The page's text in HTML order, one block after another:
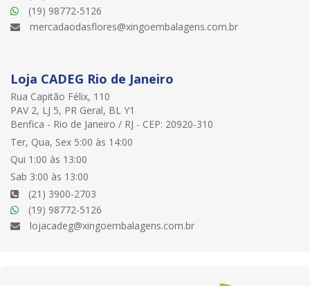
(19) 98772-5126
mercadaodasflores@xingoembalagens.com.br
Loja CADEG Rio de Janeiro
Rua Capitão Félix, 110
PAV 2, LJ 5, PR Geral, BL Y1
Benfica - Rio de Janeiro / RJ - CEP: 20920-310
Ter, Qua, Sex 5:00 às 14:00
Qui 1:00 às 13:00
Sab 3:00 às 13:00
(21) 3900-2703
(19) 98772-5126
lojacadeg@xingoembalagens.com.br